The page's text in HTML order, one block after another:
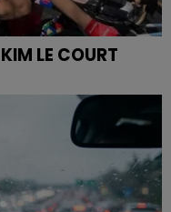
LE COURT